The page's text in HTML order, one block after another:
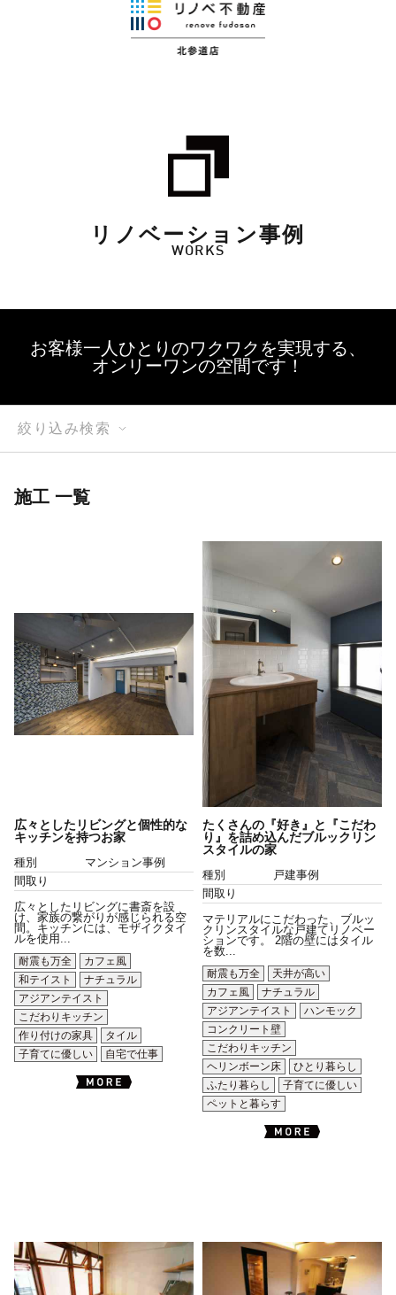
リノベーション事例
WORKS
お客様一人ひとりのワクワクを実現する、
オンリーワンの空間です！
絞り込み検索
施工 一覧
広々としたリビングと個性的な
キッチンを持つお家
種別
マンション事例
間取り
広々としたリビングに書斎を設
け、家族の繋がりが感じられる空
間。キッチンには、モザイクタイ
ルを使用...
耐震も万全
カフェ風
和テイスト
ナチュラル
アジアンテイスト
こだわりキッチン
作り付けの家具
タイル
子育てに優しい
自宅で仕事
たくさんの『好き』と『こだわ
り』を詰め込んだブルックリン
スタイルの家
種別
戸建事例
間取り
マテリアルにこだわった、ブルッ
クリンスタイルな戸建てリノベー
ションです。 2階の壁にはタイル
を数...
耐震も万全
天井が高い
カフェ風
ナチュラル
アジアンテイスト
ハンモック
コンクリート壁
こだわりキッチン
ヘリンボーン床
ひとり暮らし
ふたり暮らし
子育てに優しい
ペットと暮らす